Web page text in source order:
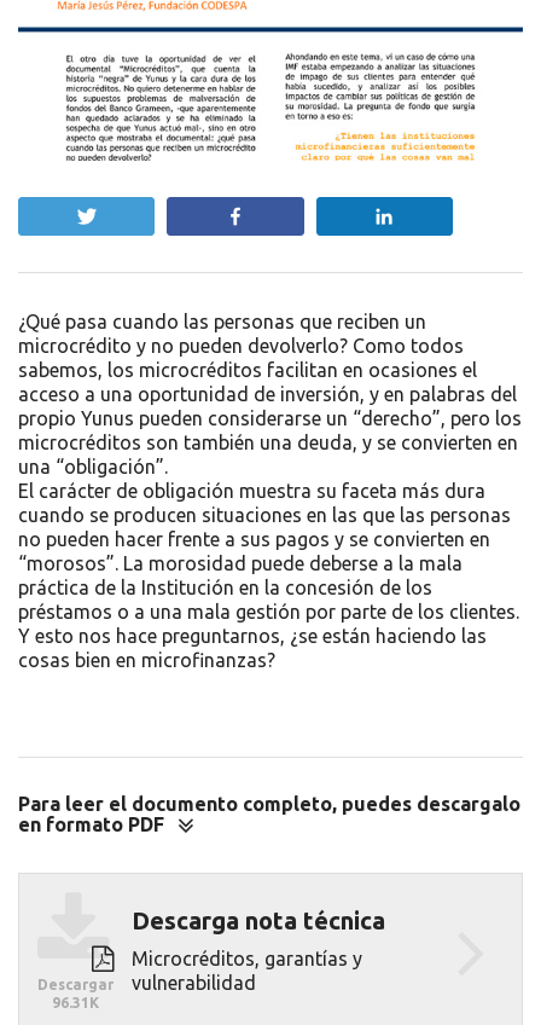
¿Qué pasa cuando las personas que reciben un
microcrédito y no pueden devolverlo? Como todos
sabemos, los microcréditos facilitan en ocasiones el
acceso a una oportunidad de inversión, y en palabras del
propio Yunus pueden considerarse un “derecho”, pero los
microcréditos son también una deuda, y se convierten en
una “obligación”.
El carácter de obligación muestra su faceta más dura
cuando se producen situaciones en las que las personas
no pueden hacer frente a sus pagos y se convierten en
“morosos”. La morosidad puede deberse a la mala
práctica de la Institución en la concesión de los
préstamos o a una mala gestión por parte de los clientes.
Y esto nos hace preguntarnos, ¿se están haciendo las
cosas bien en microfinanzas?
Para leer el documento completo, puedes descargalo
en formato PDF
Descargar
96.31K
Descarga nota técnica
Microcréditos, garantías y
vulnerabilidad